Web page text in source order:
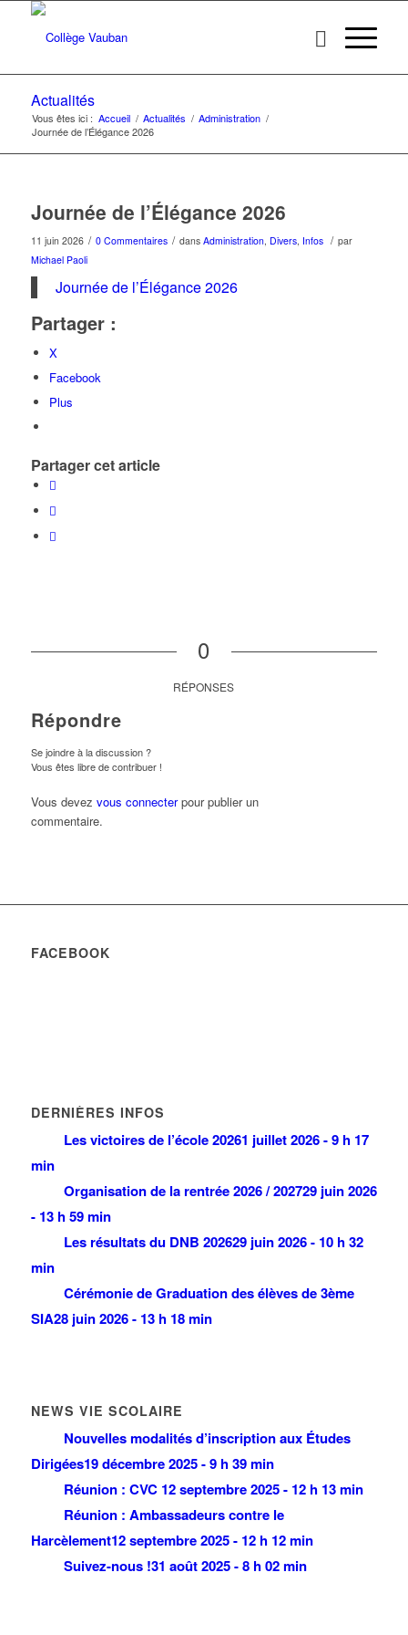
Actualités
Vous êtes ici : Accueil / Actualités / Administration /
Journée de l’Élégance 2026
Journée de l’Élégance 2026
11 juin 2026 / 0 Commentaires / dans Administration, Divers, Infos / par
Michael Paoli
Journée de l’Élégance 2026
Partager :
X
Facebook
Plus
Partager cet article
0
RÉPONSES
Répondre
Se joindre à la discussion ?
Vous êtes libre de contribuer !
Vous devez vous connecterpour publier un
commentaire.
FACEBOOK
DERNIÈRES INFOS
Les victoires de l’école 20261 juillet 2026 - 9 h 17
min
Organisation de la rentrée 2026 / 202729 juin 2026
- 13 h 59 min
Les résultats du DNB 202629 juin 2026 - 10 h 32
min
Cérémonie de Graduation des élèves de 3ème
SIA28 juin 2026 - 13 h 18 min
NEWS VIE SCOLAIRE
Nouvelles modalités d’inscription aux Études
Dirigées19 décembre 2025 - 9 h 39 min
Réunion : CVC 12 septembre 2025 - 12 h 13 min
Réunion : Ambassadeurs contre le
Harcèlement12 septembre 2025 - 12 h 12 min
Suivez-nous !31 août 2025 - 8 h 02 min